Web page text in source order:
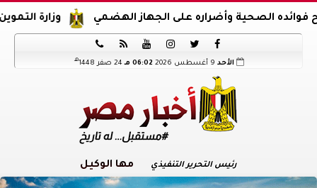
وزارة التموين تعلن آليات تقديم على الجهاز الهضمي






الأحد 06:02 مـ 24 صفر 1448 هـ
رئيس التحرير التنفيذي مها الوكيل